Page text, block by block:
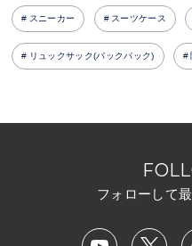
スニーカー スーツケース
リュックサック(バックパック)
フォローして